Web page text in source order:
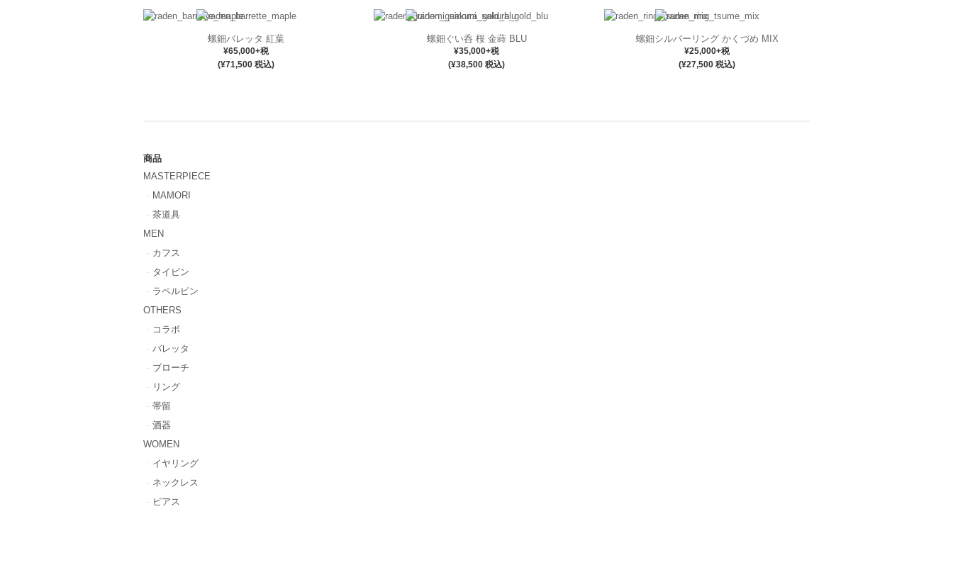
螺鈿バレッタ 紅葉
¥65,000+税
(¥71,500 税込)
螺鈿ぐい呑 桜 金蒔 BLU
¥35,000+税
(¥38,500 税込)
螺鈿シルバーリング かくづめ MIX
¥25,000+税
(¥27,500 税込)
商品
MASTERPIECE
MAMORI
茶道具
MEN
カフス
タイピン
ラペルピン
OTHERS
コラボ
バレッタ
ブローチ
リング
帯留
酒器
WOMEN
イヤリング
ネックレス
ピアス